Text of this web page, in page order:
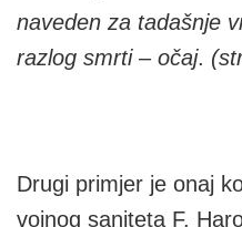
naveden za tadašnje
razlog smrti – očaj.
Drugi primjer je onaj
vojnog saniteta F.